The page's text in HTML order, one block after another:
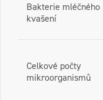
Bakterie mléčného
kvašení
Celkové počty
mikroorganismů